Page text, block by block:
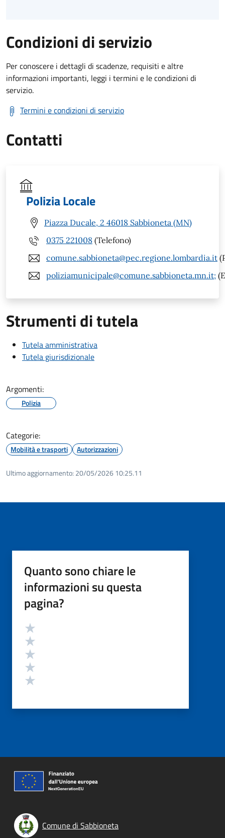
Condizioni di servizio
Per conoscere i dettagli di scadenze, requisiti e altre
informazioni importanti, leggi i termini e le condizioni di
servizio.
Termini e condizioni di servizio
Contatti
Polizia Locale
Piazza Ducale, 2 46018 Sabbioneta (MN)
0375 221008 (Telefono)
comune.sabbioneta@pec.regione.lombardia.it
poliziamunicipale@comune.sabbioneta.mn.it;
Strumenti di tutela
Tutela amministrativa
Tutela giurisdizionale
Argomenti:
Polizia
Categorie:
Mobilità e trasporti Autorizzazioni
Ultimo aggiornamento: 20/05/2026 10:25.11
Quanto sono chiare le
informazioni su questa
pagina?
Valutazione
Comune di Sabbioneta